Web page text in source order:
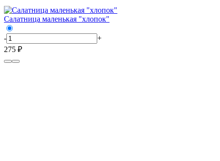
Салатница маленькая "хлопок"
-
+
275 ₽